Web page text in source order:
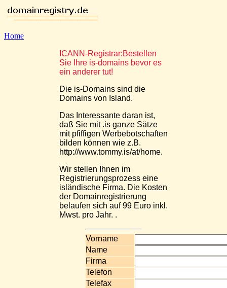
Home
ICANN-Registrar:Bestellen
Sie Ihre is-domains bevor es
ein anderer tut!
Die is-Domains sind die
Domains von Island.
Das Interessante daran ist,
daß Sie mit .is ganze Sätze
mit pfiffigen Werbebotschaften
bilden können wie z.B.
http://www.tommy.is/at/home.
Wir stellen Ihnen im
Registrierungsprozess eine
isländische Firma. Die Kosten
der Domainregistrierung
belaufen sich auf 99 Euro inkl.
Mwst. pro Jahr. .
Vorname
Name
Firma
Telefon
Telefax